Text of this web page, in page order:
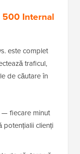
500 Internal
este complet
traficul,
de căutare în
— fiecare minut
potențialii clienți